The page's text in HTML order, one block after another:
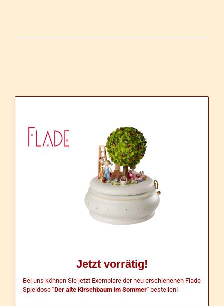
Jetzt vorrätig!
Bei uns können Sie jetzt Exemplare der neu erschienenen Flade
Spieldose "Der alte Kirschbaum im Sommer" bestellen!